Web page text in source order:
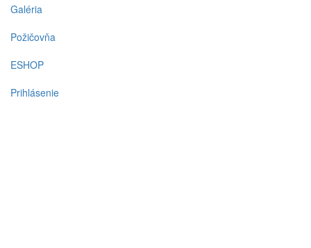
Galéria
Požičovňa
ESHOP
Prihlásenie